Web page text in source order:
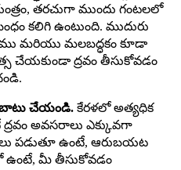
తరచుగా ముందు గంటలలో
కలిగి ఉంటుంది. ముదురు
మరియు మలబద్ధకం కూడా
చేయకుండా ద్రవం తీసుకోవడం
చేయండి. కేరళలో అత్యధిక
అవసరాలు ఎక్కువగా
పడుతూ ఉంటే, ఆరుబయట
మీ తీసుకోవడం